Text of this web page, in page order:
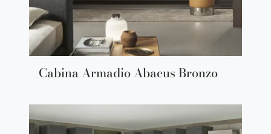
Cabina Armadio Abacus Bronzo